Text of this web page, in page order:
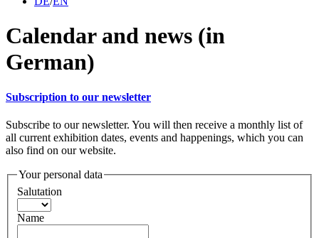
Calendar and news (in
German)
Subscription to our newsletter
Subscribe to our newsletter. You will then receive a monthly list of
all current exhibition dates, events and happenings, which you can
also find on our website.
Your personal data
Salutation
Name